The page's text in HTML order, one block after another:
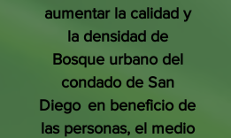
aumentar la calidad y
la densidad de
Bosque urbano del
condado de San
Diego en beneficio de
las personas, el medio